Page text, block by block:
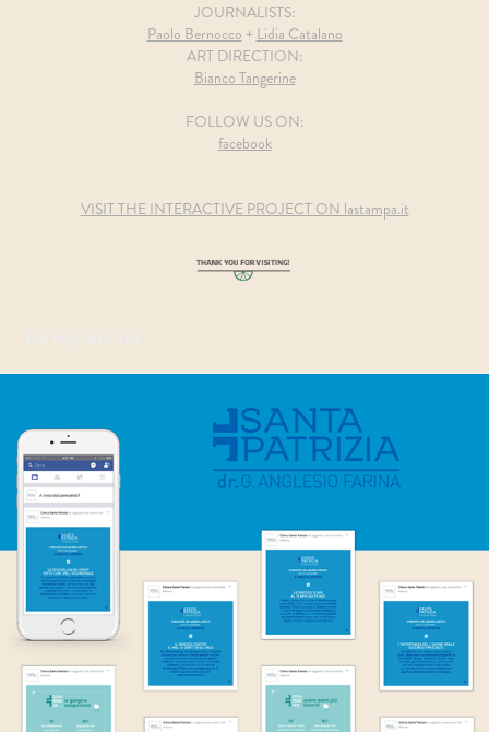
JOURNALISTS:
Paolo Bernocco + Lidia Catalano
ART DIRECTION:
Bianco Tangerine
FOLLOW US ON:
facebook
VISIT THE INTERACTIVE PROJECT ON lastampa.it
Branding - Clinica Santa Patrizia